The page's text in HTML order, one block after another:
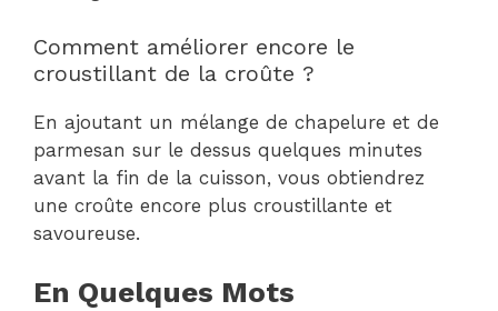
Comment améliorer encore le
croustillant de la croûte ?
En ajoutant un mélange de chapelure et de
parmesan sur le dessus quelques minutes
avant la fin de la cuisson, vous obtiendrez
une croûte encore plus croustillante et
savoureuse.
En Quelques Mots